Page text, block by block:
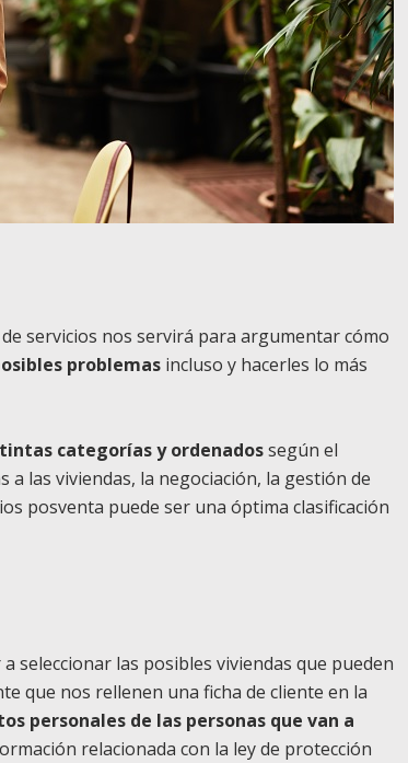
servicios nos servirá para argumentar cómo
problemas incluso y hacerles lo más
categorías y ordenadossegún el
a las viviendas, la negociación, la gestión de
posventa puede ser una óptima clasificación
seleccionar las posibles viviendas que pueden
que nos rellenen una ficha de cliente en la
personales de las personas que van a
relacionada con la ley de protección